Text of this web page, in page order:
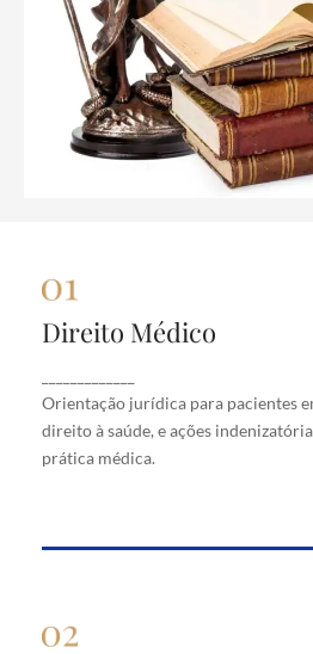
Direito Médico
Orientação jurídica para pacientes
direito à saúde, e ações
prática médica.
Direito
erro médico, direito à saúde, e
por negligência ou má